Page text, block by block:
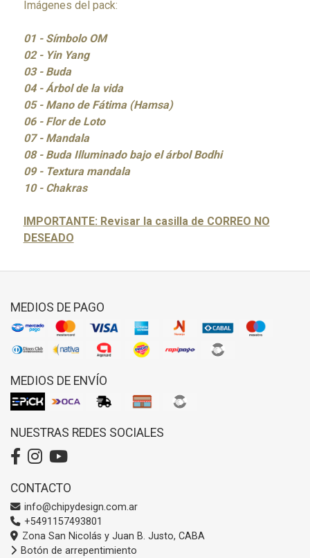
Imágenes del pack:
01 - Símbolo OM
02 - Yin Yang
03 - Buda
04 - Árbol de la vida
05 - Mano de Fátima (Hamsa)
06 - Flor de Loto
07 - Mandala
08 - Buda Illuminado bajo el árbol Bodhi
09 - Textura mandala
10 - Chakras
IMPORTANTE: Revisar la casilla de CORREO NO
DESEADO
MEDIOS DE PAGO
MEDIOS DE ENVÍO
NUESTRAS REDES SOCIALES
CONTACTO
info@chipydesign.com.ar
+5491157493801
Zona San Nicolás y Juan B. Justo, CABA
Botón de arrepentimiento